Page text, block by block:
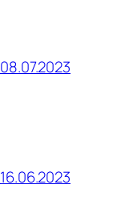
08.07.2023
16.06.2023